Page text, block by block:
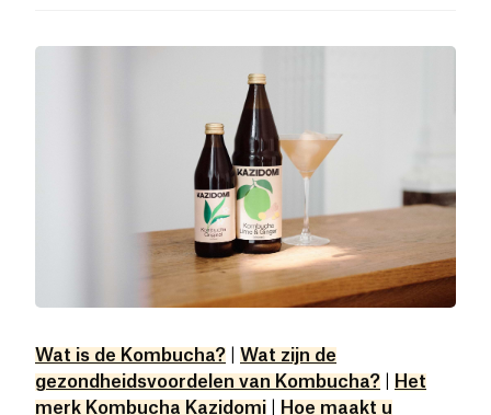
Wat is de Kombucha?
Wat zijn de
gezondheidsvoordelen van Kombucha?
Het
merk Kombucha Kazidomi
Hoe maakt u